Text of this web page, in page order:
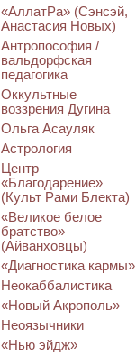
«АллатРа» (Сэнсэй,
Анастасия Новых)
Антропософия /
вальдорфская
педагогика
Оккультные
воззрения Дугина
Ольга Асауляк
Астрология
Центр
«Благодарение»
(Культ Рами Блекта)
«Великое белое
братство»
(Айванховцы)
«Диагностика кармы»
Неокаббалистика
«Новый Акрополь»
Неоязычники
«Нью эйдж»